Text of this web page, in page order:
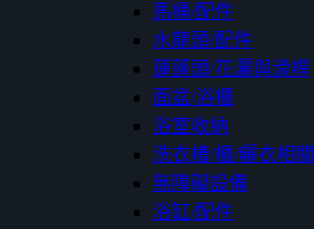
馬桶/配件
水龍頭/配件
蓮蓬頭/花灑與滑桿
面盆/浴櫃
浴室收納
洗衣槽/櫃/曬衣相關
無障礙設備
浴缸/配件